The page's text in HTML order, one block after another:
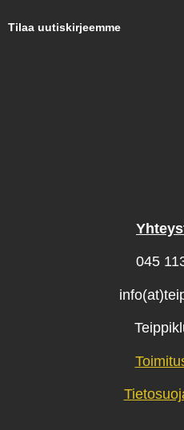
Tilaa uutiskirjeemme
045